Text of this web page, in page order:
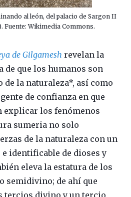
al león, del palacio de Sargon II
Fuente: Wikimedia Commons.
de Gilgamesh revelan la
de que los humanos son
la naturaleza*, así como
de confianza en que
explicar los fenómenos
sumeria no solo
de la naturaleza con un
identificable de dioses y
eleva la estatura de los
semidivino; de ahí que